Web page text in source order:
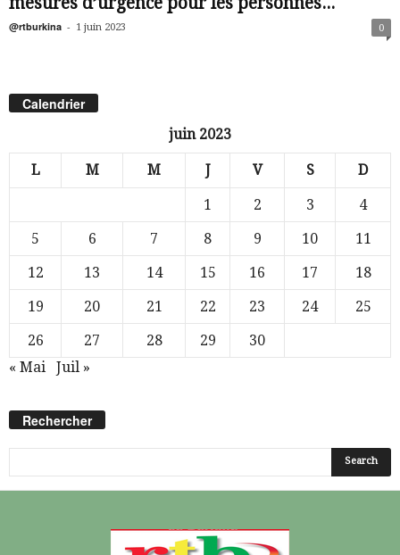
@rtburkina - 1 juin 2023 0
Calendrier
juin 2023
L M M J V S D
1 2 3
4
5
6 7 8 9 10
11
12
13 14 15 16 17
18
19
20 21 22 23 24
25
26
27 28 29
30
« Mai
Juil »
Rechercher